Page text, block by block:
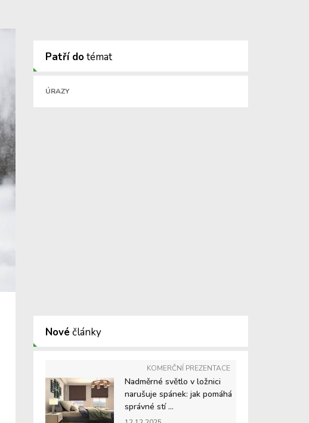
Patří dotémat
ÚRAZY
Nové články
KOMERČNÍ PREZENTACE
Nadměrné světlo v ložnici
narušuje spánek: jak pomáhá
správné stí ...